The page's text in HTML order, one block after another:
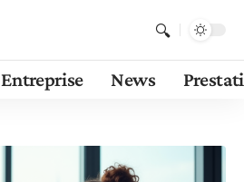
Entreprise News